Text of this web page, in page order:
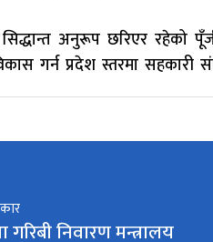
अनुरूप छरिएर रहेको
गर्न प्रदेश स्तरमा सहकारी
निवारण मन्त्रालय